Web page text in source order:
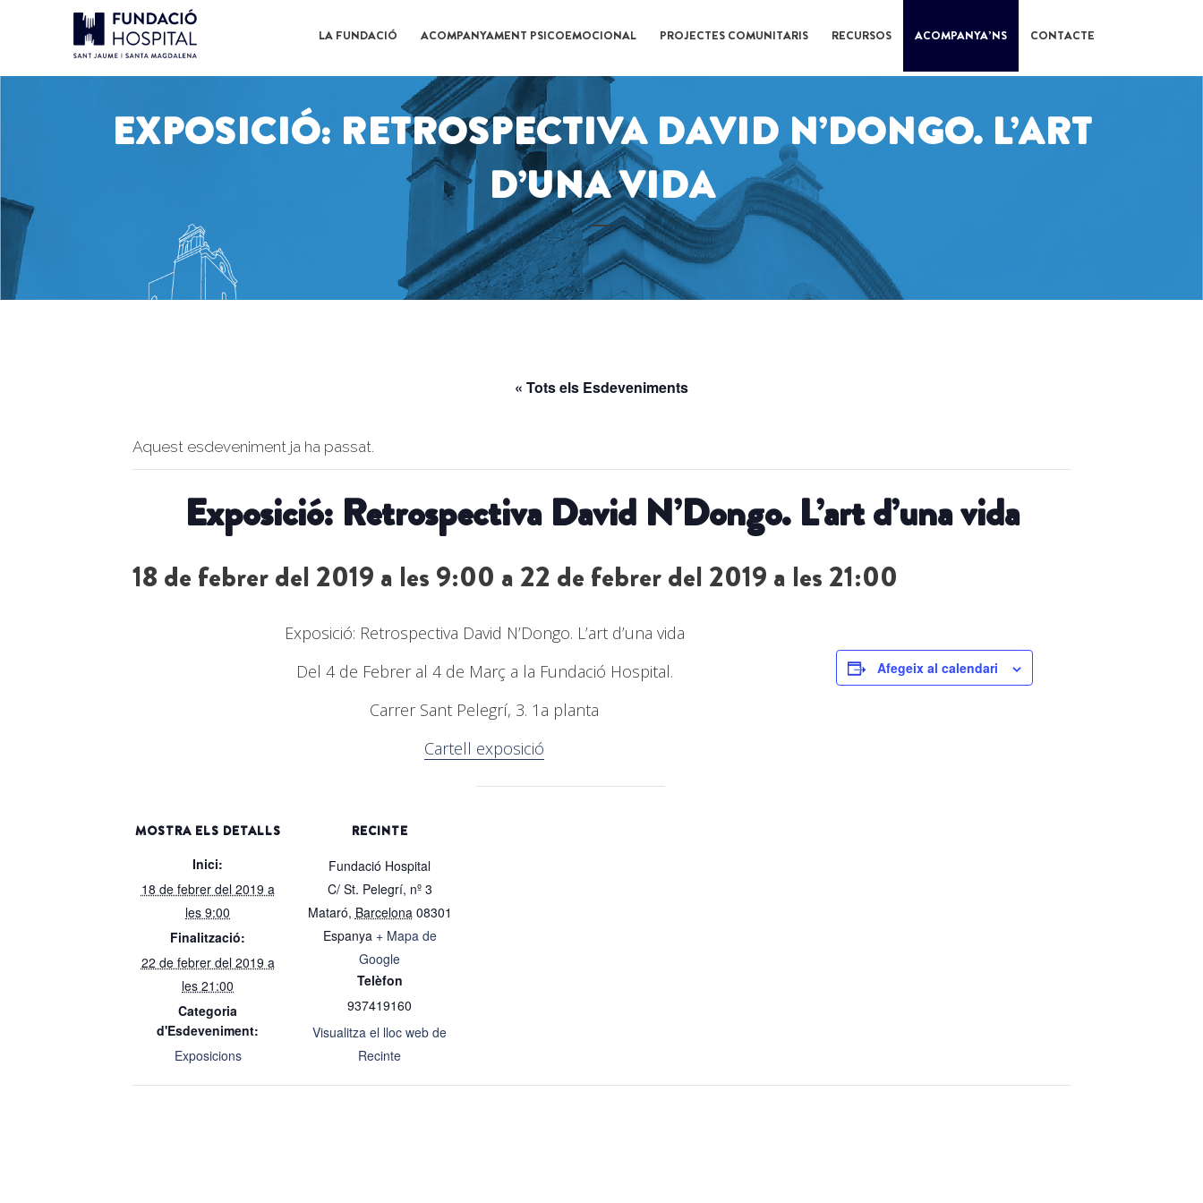
LA FUNDACIÓ ACOMPANYAMENT PSICOEMOCIONAL PROJECTES COMUNITARIS RECURSOS ACOMPANYA’NS CONTACTE
EXPOSICIÓ: RETROSPECTIVA DAVID N’DONGO. L’ART
D’UNA VIDA
« Tots els Esdeveniments
Aquest esdeveniment ja ha passat.
Exposició: Retrospectiva David N’Dongo. L’art d’una vida
18 de febrer del 2019 a les 9:00 a22 de febrer del 2019 a les 21:00
Exposició: Retrospectiva David N’Dongo. L’art d’una vida
Del 4 de Febrer al 4 de Març a la Fundació Hospital.
Carrer Sant Pelegrí, 3. 1a planta
Cartell exposició
Afegeix al calendari
MOSTRA ELS DETALLS
Inici:
18 de febrer del 2019 a
les 9:00
Finalització:
22 de febrer del 2019 a
les 21:00
Categoria
d'Esdeveniment:
Exposicions
RECINTE
Fundació Hospital
C/ St. Pelegrí, nº 3
Mataró, Barcelona 08301
Espanya + Mapa de
Google
Telèfon
937419160
Visualitza el lloc web de
Recinte